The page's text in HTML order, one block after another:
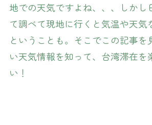
地での天気ですよね、、、しかし
て調べて現地に行くと気温や天気
ということも。そこでこの記事を
い天気情報を知って、台湾滞在を
い！